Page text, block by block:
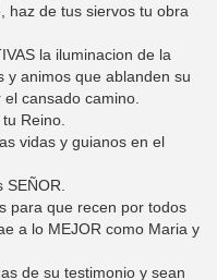
haz de tus siervos tu obra
la iluminacion de la
y animos que ablanden su
cansado camino.
Reino.
vidas y guianos en el
para que recen por todos
a lo MEJOR como Maria y
de su testimonio y sean